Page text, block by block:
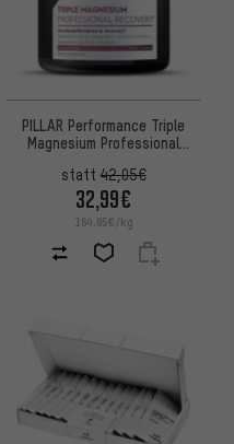
PILLAR Performance Triple
Magnesium Professional
statt42,05€
32,99€
164,95€/kg